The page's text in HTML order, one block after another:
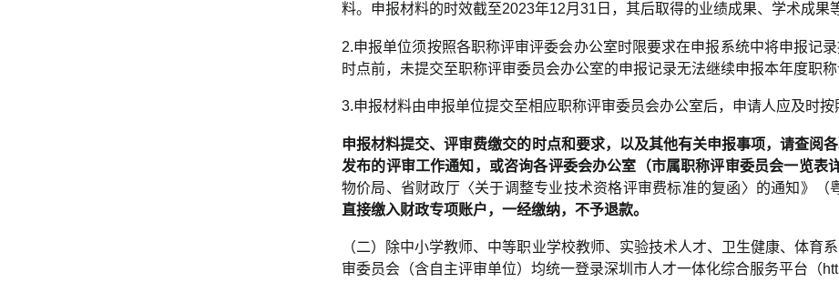
料。申报材料的时效截至2023年12月31日，其后取得的业绩成果、学术成果
2.申报单位须按照各职称评审评委会办公室时限要求在申报系统中将申报记
时点前，未提交至职称评审委员会办公室的申报记录无法继续申报本年度职称
3.申报材料由申报单位提交至相应职称评审委员会办公室后，申请人应及时按
申报材料提交、评审费缴交的时点和要求，以及其他有关申报事项，请查阅
发布的评审工作通知，或咨询各评委会办公室 （市属职称评审委员会一览表
物价局、省财政厅〈关于调整专业技术资格评审费标准的复函〉的通知》（
直接缴入财政专项账户，一经缴纳，不予退款。
（二）除中小学教师、中等职业学校教师、实验技术人才、卫生健康、体育
审委员会（含自主评审单位）均统一登录深圳市人才一体化综合服务平台（